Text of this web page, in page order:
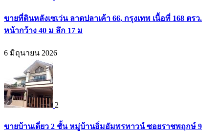
ขายที่ดินหลังเซเว่น ลาดปลาเค้า 66, กรุงเทพ เนื้อที่ 168 ตรว.
หน้ากว้าง 40 ม ลึก 17 ม
6 มิถุนายน 2026
2
ขายบ้านเดี่ยว 2 ชั้น หมู่บ้านอิ่มอัมพรทาวน์ ซอยราชพฤกษ์ 9